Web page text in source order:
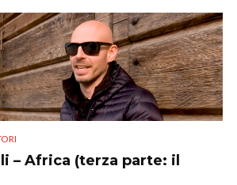
– Africa (terza parte: il